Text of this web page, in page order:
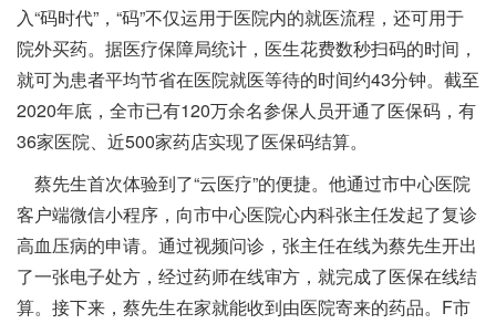
入“码时代”，“码”不仅运用于医院内的就医流程，还可用于
院外买药。据医疗保障局统计，医生花费数秒扫码的时间，
就可为患者平均节省在医院就医等待的时间约43分钟。截至
2020年底，全市已有120万余名参保人员开通了医保码，有
36家医院、近500家药店实现了医保码结算。
蔡先生首次体验到了“云医疗”的便捷。他通过市中心医院
客户端微信小程序，向市中心医院心内科张主任发起了复诊
高血压病的申请。通过视频问诊，张主任在线为蔡先生开出
了一张电子处方，经过药师在线审方，就完成了医保在线结
算。接下来，蔡先生在家就能收到由医院寄来的药品。F市